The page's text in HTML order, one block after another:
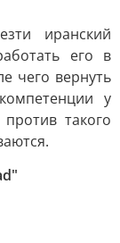
иранский
его в
чего вернуть
у
такого